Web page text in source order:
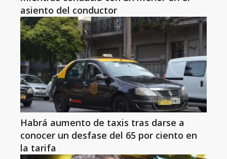
asiento del conductor
Habrá aumento de taxis tras darse a
conocer un desfase del 65 por ciento en
la tarifa